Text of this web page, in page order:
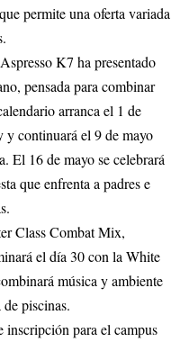
permite una oferta variada
K7 ha presentado
pensada para combinar
arranca el 1 de
continuará el 9 de mayo
El 16 de mayo se celebrará
que enfrenta a padres e
Class Combat Mix,
el día 30 con la White
música y ambiente
piscinas.
inscripción para el campus